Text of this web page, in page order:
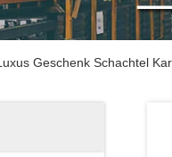
Geschenk Schachtel